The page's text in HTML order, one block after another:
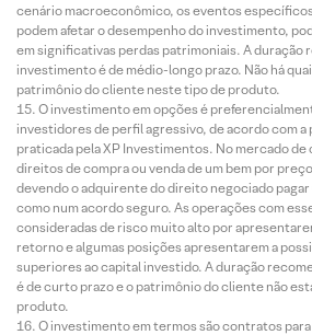
cenário macroeconômico, os eventos
podem afetar o desempenho do investimento,
em significativas perdas patrimoniais. A duração
investimento é de médio-longo prazo. Não há
patrimônio do cliente neste tipo de produto.
O investimento em opções é
investidores de perfil agressivo, de acordo com
praticada pela XP Investimentos. No mercado
direitos de compra ou venda de um bem por
devendo o adquirente do direito negociado
como num acordo seguro. As operações com
consideradas de risco muito alto por
retorno e algumas posições apresentarem a
superiores ao capital investido. A duração
é de curto prazo e o patrimônio do cliente não
produto.
O investimento em termos são contratos para